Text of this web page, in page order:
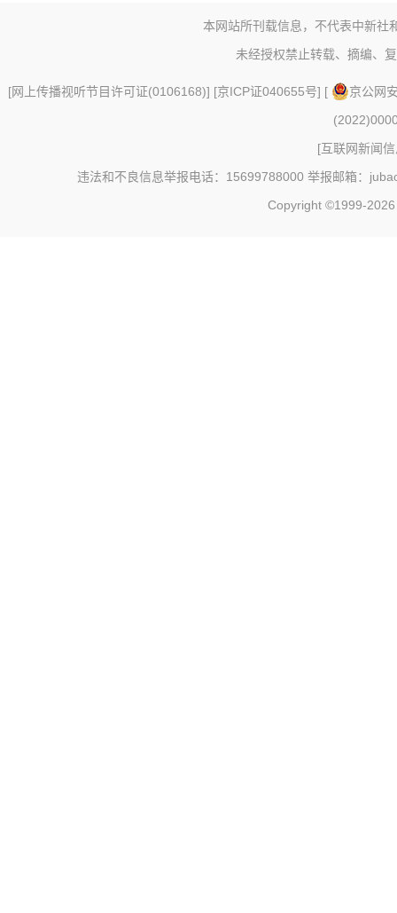
本网站所刊载信息，不代表中新社
未经授权禁止转载、摘编、
[网上传播视听节目许可证(0106168)] [京ICP证040655号] [
京公网
[互联网新闻
违法和不良信息举报电话：15699788000 举报邮箱：
Copyright ©1999-